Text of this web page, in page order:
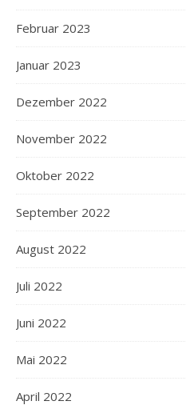
Februar 2023
Januar 2023
Dezember 2022
November 2022
Oktober 2022
September 2022
August 2022
Juli 2022
Juni 2022
Mai 2022
April 2022